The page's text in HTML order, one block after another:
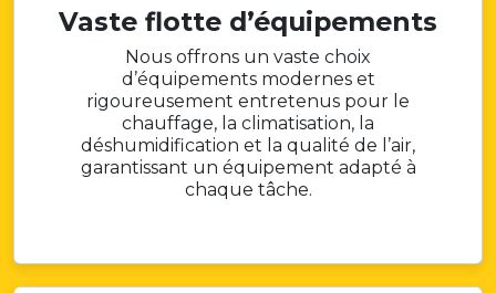
Vaste flotte d’équipements
Nous offrons un vaste choix
d’équipements modernes et
rigoureusement entretenus pour le
chauffage, la climatisation, la
déshumidification et la qualité de l’air,
garantissant un équipement adapté à
chaque tâche.